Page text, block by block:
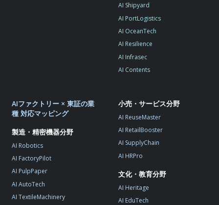
AI Shipyard
AI PortLogistics
AI OceanTech
AI Resilience
AI Infrasec
AI Contents
AIファクトリー × 東証の業
種 対応マッピング
製造・精密機器分野
AI Robotics
AI FactoryPilot
AI PulpPaper
AI AutoTech
AI TextileMachinery
小売・サービス分野
AI ReuseMaster
AI RetailBooster
AI SupplyChain
AI HRPro
文化・教育分野
AI Heritage
AI EduTech